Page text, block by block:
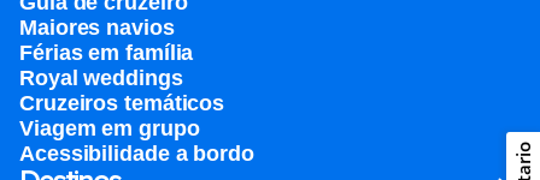
Maiores navios
Férias em família
Royal weddings
Cruzeiros temáticos
Viagem em grupo
Acessibilidade a bordo